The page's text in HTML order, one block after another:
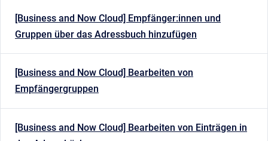
[Business and Now Cloud] Empfänger:innen und
Gruppen über das Adressbuch hinzufügen
[Business and Now Cloud] Bearbeiten von
Empfängergruppen
[Business and Now Cloud] Bearbeiten von Einträgen in